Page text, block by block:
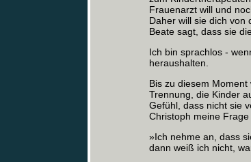
Frauenarzt will und
Daher will sie dich von
Beate sagt, dass sie
Ich bin sprachlos ‑
heraushalten.
Bis zu diesem
Trennung, die Kinder
Gefühl, dass nicht sie
Christoph meine
»Ich nehme an, dass
dann weiß ich nicht,